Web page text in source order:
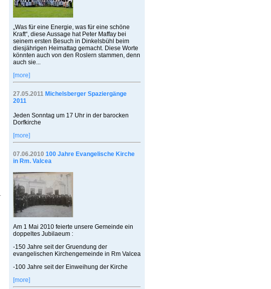
„Was für eine Energie, was für eine schöne
Kraft“, diese Aussage hat Peter Maffay bei
seinem ersten Besuch in Dinkelsbühl beim
diesjährigen Heimattag gemacht. Diese Worte
könnten auch von den Roslern stammen, denn
auch sie...
[more]
27.05.2011 Michelsberger Spaziergänge
2011
Jeden Sonntag um 17 Uhr in der barocken
Dorfkirche
[more]
07.06.2010 100 Jahre Evangelische Kirche
in Rm. Valcea
Am 1 Mai 2010 feierte unsere Gemeinde ein
doppeltes Jubilaeum :
-150 Jahre seit der Gruendung der
evangelischen Kirchengemeinde in Rm Valcea
-100 Jahre seit der Einweihung der Kirche
[more]